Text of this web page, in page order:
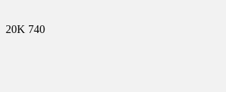
20K 740